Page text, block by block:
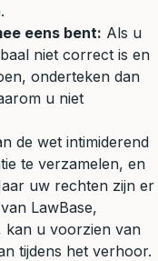
eens bent: Als u
niet correct is en
onderteken dan
u niet
de wet intimiderend
te verzamelen, en
uw rechten zijn er
LawBase,
kan u voorzien van
tijdens het verhoor.